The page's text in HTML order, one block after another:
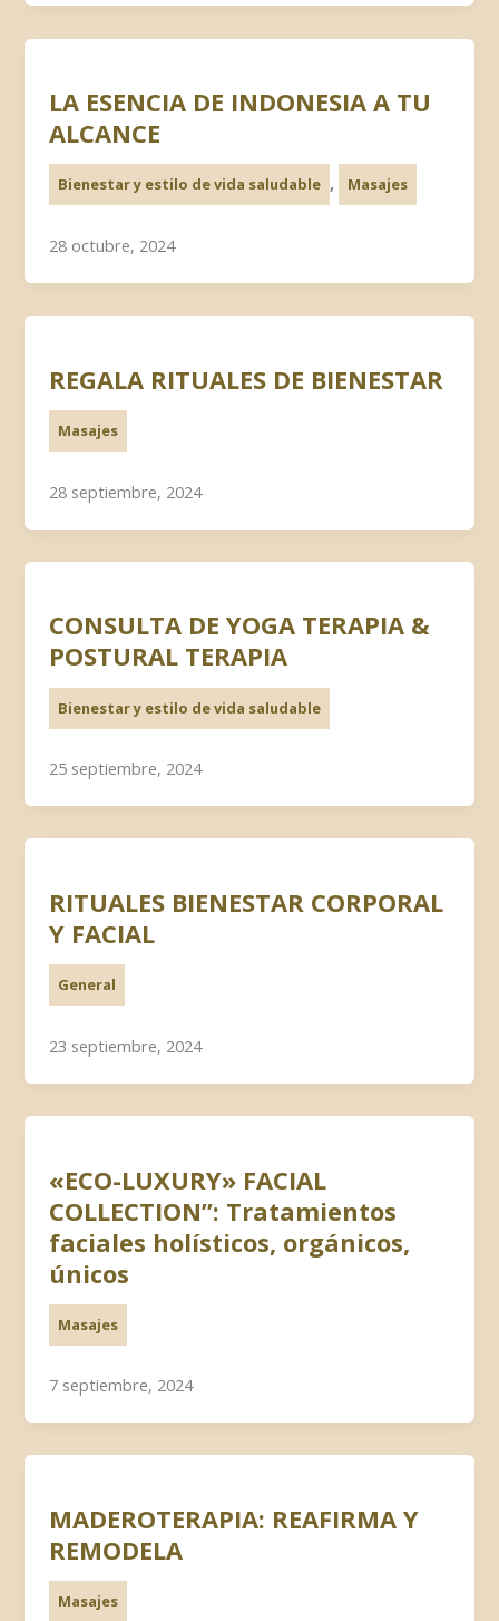
LA ESENCIA DE INDONESIA A TU
ALCANCE
Bienestar y estilo de vida saludable , Masajes
28 octubre, 2024
REGALA RITUALES DE BIENESTAR
Masajes
28 septiembre, 2024
CONSULTA DE YOGA TERAPIA &
POSTURAL TERAPIA
Bienestar y estilo de vida saludable
25 septiembre, 2024
RITUALES BIENESTAR CORPORAL
Y FACIAL
General
23 septiembre, 2024
«ECO-LUXURY» FACIAL
COLLECTION”: Tratamientos
faciales holísticos, orgánicos,
únicos
Masajes
7 septiembre, 2024
MADEROTERAPIA: REAFIRMA Y
REMODELA
Masajes